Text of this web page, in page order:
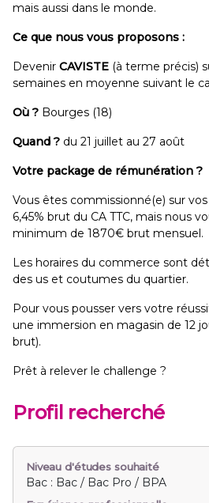
mais aussi dans le monde.
Ce que nous vous proposons :
Devenir CAVISTE (à terme précis)
semaines en moyenne suivant le
Où ? Bourges (18)
Quand ? du 21 juillet au 27 août
Votre package de rémunération ?
Vous êtes commissionné(e) sur
6,45% brut du CA TTC, mais nous
minimum de 1870€ brut mensuel.
Les horaires du commerce sont
des us et coutumes du quartier.
Pour vous pousser vers votre
une immersion en magasin de 12
brut).
Prêt à relever le challenge ?
Profil recherché
Niveau d'études souhaité
Bac : Bac / Bac Pro / BPA